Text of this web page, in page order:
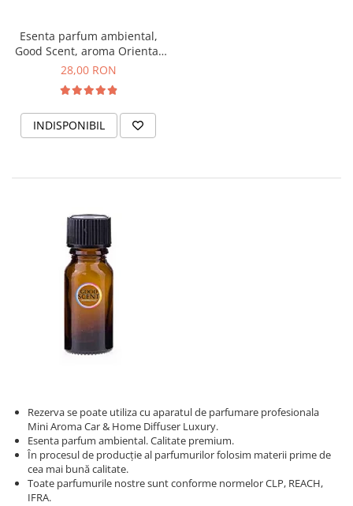
Esenta parfum ambiental,
Good Scent, aroma Oriental
Amber, 20 g
28,00 RON
INDISPONIBIL
Rezerva se poate utiliza cu aparatul de parfumare profesionala
Mini Aroma Car & Home Diffuser Luxury.
Esenta parfum ambiental. Calitate premium.
În procesul de producție al parfumurilor folosim materii prime de
cea mai bună calitate.
Toate parfumurile nostre sunt conforme normelor CLP, REACH,
IFRA.